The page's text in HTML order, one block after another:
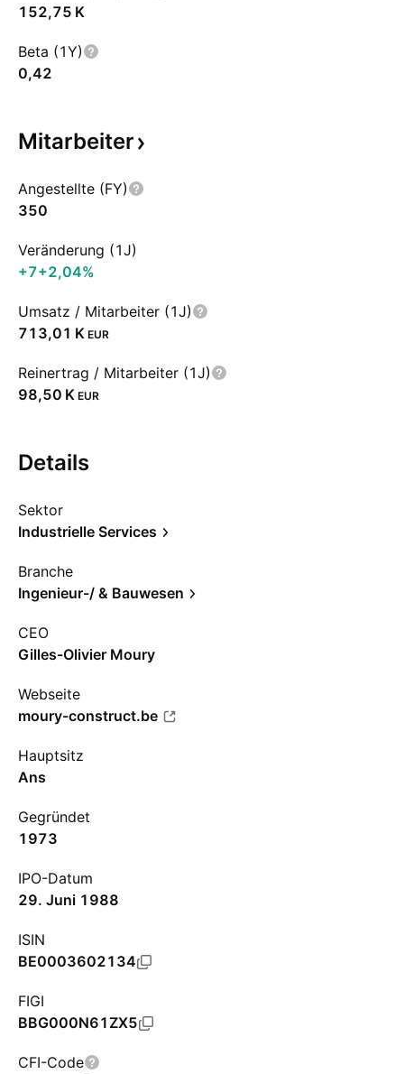
‪152,75 K‬
Beta (1Y)
0,42
Mitarbeiter
Angestellte (FY)
350
Veränderung (1J)
+7+2,04%
Umsatz / Mitarbeiter (1J)
‪713,01 K‬ EUR
Reinertrag / Mitarbeiter (1J)
‪98,50 K‬ EUR
Details
Sektor
Industrielle Services
Branche
Ingenieur-/ & Bauwesen
CEO
Gilles-Olivier Moury
Webseite
moury-construct.be
Hauptsitz
Ans
Gegründet
1973
IPO-Datum
29. Juni 1988
ISIN
BE0003602134
FIGI
BBG000N61ZX5
CFI-Code